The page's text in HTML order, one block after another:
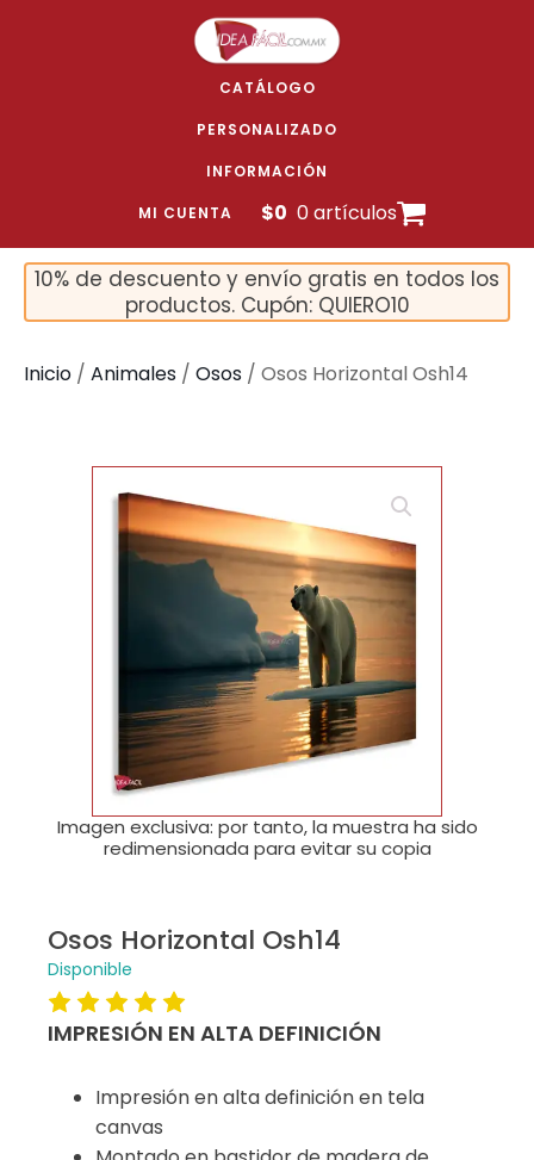
CATÁLOGO
PERSONALIZADO
INFORMACIÓN
MI CUENTA $0 0 artículos
10% de descuento y envío gratis en todos los
productos. Cupón: QUIERO10
Inicio / Animales / Osos / Osos Horizontal Osh14
🔍
Imagen exclusiva: por tanto, la muestra ha sido
redimensionada para evitar su copia
Osos Horizontal Osh14
Disponible
IMPRESIÓN EN ALTA DEFINICIÓN
Impresión en alta definición en tela
canvas